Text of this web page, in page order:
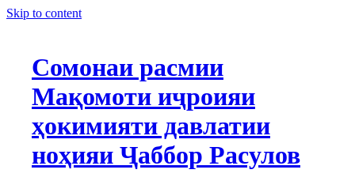
Skip to content
Сомонаи расмии
Мақомоти иҷроияи
ҳокимияти давлатии
ноҳияи Ҷаббор Расулов